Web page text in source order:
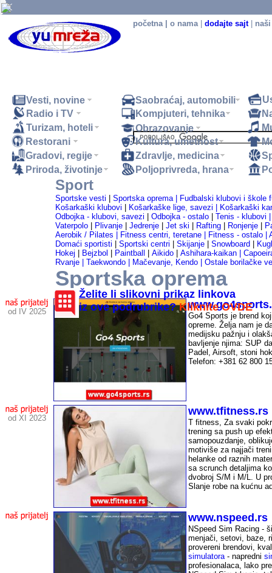
Gradovi, regije
Restorani
Turizam, hoteli
Radio i TV
Vesti, novine
Priroda, životinje
Saobraćaj, automobili
Kompjuteri, tehnika
Kultura, umetnost
Obrazovanje
Zdravlje, medicina
Poljoprivreda, hrana
početna| o nama| dodajte sajt
Sport
Sportske vesti Sportska oprema |
Fudbalski klubovi i škole
Košarkaški klubovi
Košarkaške lige, savezi |
Košarkaški
Odbojka - klubovi, savezi
Odbojka - ostalo
Tenis - klubovi
Vaterpolo
Plivanje Jedrenje Jet ski Rafting Ronjenje
Aerobik / Pilates |
Fitness centri, teretane | Fitness - ostalo |
Domaći sportisti
Sportski centri Skijanje Snowboard
Hokej
Bejzbol Paintball Aikido Ashihara-kaikan |
Rvanje | Taekwondo | Mačevanje, Kendo | Ostale borilačke
Sportska oprema
Želite li slikovni prikaz linkova
iz ove podrubrike?Kliknite OVDE
Sportska oprema - SRBIJA
od I V2025
www.
Go4 Sports je brend
opreme. Želja nam je
medijsku pažnju i
bavljenje njima: SUP
Padel , Airsoft, stoni
Telefon: +381 62 800
od XI 2023
www.tfitness.rs
T fitness, Za svaki
trening sa push up
samopouzdanje,
motiviše za najjači
helanke od raznih
sa scrunch detaljima
dvobroj S/M i M/L. U
Slanje robe na kućnu
www.nspeed.rs
NSpeed Sim Racing -
menjači, setovi, baze,
provereni brendovi,
simulatora- napredni
profesionalaca, lako